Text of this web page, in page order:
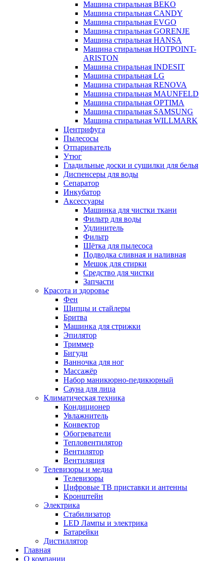
Машина стиральная BEKO
Машина стиральная CANDY
Машина стиральная EVGO
Машина стиральная GORENJE
Машина стиральная HANSA
Машина стиральная HOTPOINT-
ARISTON
Машина стиральная INDESIT
Машина стиральная LG
Машина стиральная RENOVA
Машина стиральная MAUNFELD
Машина стиральная OPTIMA
Машина стиральная SAMSUNG
Машина стиральная WILLMARK
Центрифуга
Пылесосы
Отпариватель
Утюг
Гладильные доски и сушилки для белья
Диспенсеры для воды
Сепаратор
Инкубатор
Аксессуары
Машинка для чистки ткани
Фильтр для воды
Удлинитель
Фильтр
Шётка для пылесоса
Подводка сливная и наливная
Мешок для стирки
Средство для чистки
Запчасти
Красота и здоровье
Фен
Щипцы и стайлеры
Бритва
Машинка для стрижки
Эпилятор
Триммер
Бигуди
Ванночка для ног
Массажёр
Набор маникюрно-педикюрный
Сауна для лица
Климатическая техника
Кондиционер
Увлажнитель
Конвектор
Обогреватели
Тепловентилятор
Вентилятор
Вентиляция
Телевизоры и медиа
Телевизоры
Цифровые ТВ приставки и антенны
Кронштейн
Электрика
Стабилизатор
LED Лампы и электрика
Батарейки
Дистиллятор
Главная
О компании